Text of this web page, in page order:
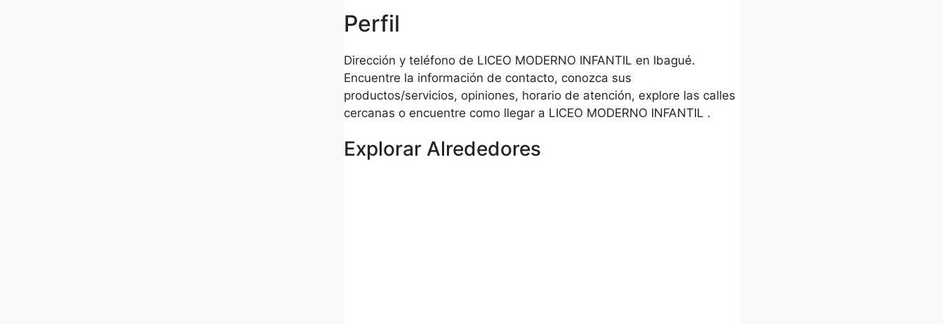
Perfil
Dirección y teléfono de LICEO MODERNO INFANTIL en Ibagué.
Encuentre la información de contacto, conozca sus
productos/servicios, opiniones, horario de atención, explore las calles
cercanas o encuentre como llegar a LICEO MODERNO INFANTIL .
Explorar Alrededores